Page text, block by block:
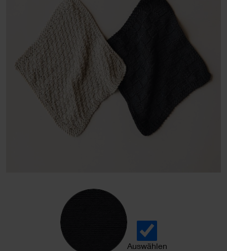
Auswählen